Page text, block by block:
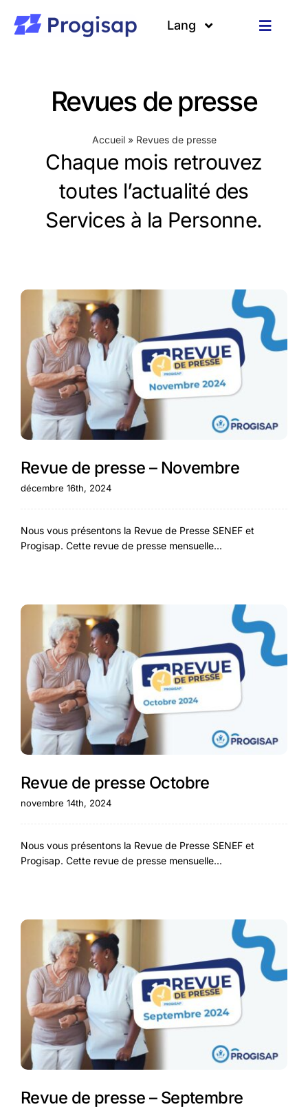
contenu
Toggle
A propos
Ressources
Lang
Revues de presse
Accueil» Revues de presse
Chaque mois retrouvez
toutes l’actualité des
Services à la Personne.
Revue de presse – Novembre
décembre 16th, 2024
Nous vous présentons la Revue de Presse SENEF et
Progisap. Cette revue de presse mensuelle...
Revue de presse Octobre
novembre 14th, 2024
Nous vous présentons la Revue de Presse SENEF et
Progisap. Cette revue de presse mensuelle...
Revue de presse – Septembre